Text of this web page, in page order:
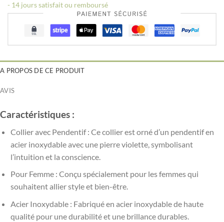
- 14 jours satisfait ou remboursé
A PROPOS DE CE PRODUIT
AVIS
Caractéristiques :
Collier avec Pendentif : Ce collier est orné d’un pendentif en
acier inoxydable avec une pierre violette, symbolisant
l’intuition et la conscience.
Pour Femme : Conçu spécialement pour les femmes qui
souhaitent allier style et bien-être.
Acier Inoxydable : Fabriqué en acier inoxydable de haute
qualité pour une durabilité et une brillance durables.